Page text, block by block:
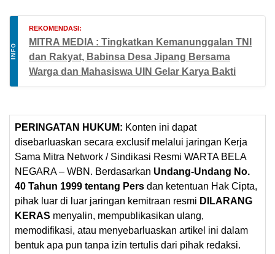
INFO
REKOMENDASI:
MITRA MEDIA : Tingkatkan Kemanunggalan TNI
dan Rakyat, Babinsa Desa Jipang Bersama
Warga dan Mahasiswa UIN Gelar Karya Bakti
PERINGATAN HUKUM: Konten ini dapat
disebarluaskan secara exclusif melalui jaringan Kerja
Sama Mitra Network / Sindikasi Resmi WARTA BELA
NEGARA – WBN. Berdasarkan Undang-Undang No.
40 Tahun 1999 tentang Pers dan ketentuan Hak Cipta,
pihak luar di luar jaringan kemitraan resmi DILARANG
KERAS menyalin, mempublikasikan ulang,
memodifikasi, atau menyebarluaskan artikel ini dalam
bentuk apa pun tanpa izin tertulis dari pihak redaksi.